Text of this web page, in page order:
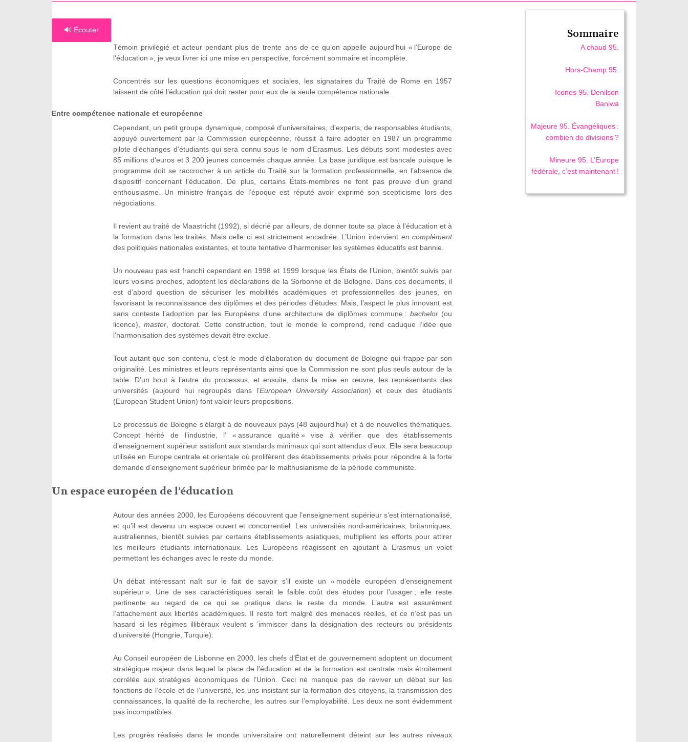
🔊 Écouter
Témoin privilégié et acteur pendant plus de trente ans de ce qu’on appelle aujourd’hui « l’Europe de
l’éducation », je veux livrer ici une mise en perspective, forcément sommaire et incomplète.
Concentrés sur les questions économiques et sociales, les signataires du Traité de Rome en 1957
laissent de côté l’éducation qui doit rester pour eux de la seule compétence nationale.
Entre compétence nationale et européenne
Cependant, un petit groupe dynamique, composé d’universitaires, d’experts, de responsables étudiants,
appuyé ouvertement par la Commission européenne, réussit à faire adopter en 1987 un programme
pilote d’échanges d’étudiants qui sera connu sous le nom d’Erasmus. Les débuts sont modestes avec
85 millions d’euros et 3 200 jeunes concernés chaque année. La base juridique est bancale puisque le
programme doit se raccrocher à un article du Traité sur la formation professionnelle, en l’absence de
dispositif concernant l’éducation. De plus, certains États-membres ne font pas preuve d’un grand
enthousiasme. Un ministre français de l’époque est réputé avoir exprimé son scepticisme lors des
négociations.
Il revient au traité de Maastricht (1992), si décrié par ailleurs, de donner toute sa place à l’éducation et à
la formation dans les traités. Mais celle ci est strictement encadrée. L’Union intervient en complément
des politiques nationales existantes, et toute tentative d’harmoniser les systèmes éducatifs est bannie.
Un nouveau pas est franchi cependant en 1998 et 1999 lorsque les États de l’Union, bientôt suivis par
leurs voisins proches, adoptent les déclarations de la Sorbonne et de Bologne. Dans ces documents, il
est d’abord question de sécuriser les mobilités académiques et professionnelles des jeunes, en
favorisant la reconnaissance des diplômes et des périodes d’études. Mais, l’aspect le plus innovant est
sans conteste l’adoption par les Européens d’une architecture de diplômes commune : bachelor(ou
licence), master, doctorat. Cette construction, tout le monde le comprend, rend caduque l’idée que
l’harmonisation des systèmes devait être exclue.
Tout autant que son contenu, c’est le mode d’élaboration du document de Bologne qui frappe par son
originalité. Les ministres et leurs représentants ainsi que la Commission ne sont plus seuls autour de la
table. D’un bout à l’autre du processus, et ensuite, dans la mise en œuvre, les représentants des
universités (aujourd hui regroupés dans l’European University Association) et ceux des étudiants
(European Student Union) font valoir leurs propositions.
Le processus de Bologne s’élargit à de nouveaux pays (48 aujourd’hui) et à de nouvelles thématiques.
Concept hérité de l’industrie, l’ « assurance qualité » vise à vérifier que des établissements
d’enseignement supérieur satisfont aux standards minimaux qui sont attendus d’eux. Elle sera beaucoup
utilisée en Europe centrale et orientale où prolifèrent des établissements privés pour répondre à la forte
demande d’enseignement supérieur brimée par le malthusianisme de la période communiste.
Un espace européen de l’éducation
Autour des années 2000, les Européens découvrent que l’enseignement supérieur s’est internationalisé,
et qu’il est devenu un espace ouvert et concurrentiel. Les universités nord-américaines, britanniques,
australiennes, bientôt suivies par certains établissements asiatiques, multiplient les efforts pour attirer
les meilleurs étudiants internationaux. Les Européens réagissent en ajoutant à Erasmus un volet
permettant les échanges avec le reste du monde.
Un débat intéressant naît sur le fait de savoir s’il existe un « modèle européen d’enseignement
supérieur ». Une de ses caractéristiques serait le faible coût des études pour l’usager ; elle reste
pertinente au regard de ce qui se pratique dans le reste du monde. L’autre est assurément
l’attachement aux libertés académiques. Il reste fort malgré des menaces réelles, et ce n’est pas un
hasard si les régimes illibéraux veulent s ’immiscer dans la désignation des recteurs ou présidents
d’université (Hongrie, Turquie).
Au Conseil européen de Lisbonne en 2000, les chefs d’État et de gouvernement adoptent un document
stratégique majeur dans lequel la place de l’éducation et de la formation est centrale mais étroitement
corrélée aux stratégies économiques de l’Union. Ceci ne manque pas de raviver un débat sur les
fonctions de l’école et de l’université, les uns insistant sur la formation des citoyens, la transmission des
connaissances, la qualité de la recherche, les autres sur l’employabilité. Les deux ne sont évidemment
pas incompatibles.
Les progrès réalisés dans le monde universitaire ont naturellement déteint sur les autres niveaux
Sommaire
A chaud 95.
Hors-Champ 95.
Icones 95. Denilson
Baniwa
Majeure 95. Évangéliques :
combien de divisions ?
Mineure 95. L’Europe
fédérale, c’est maintenant !